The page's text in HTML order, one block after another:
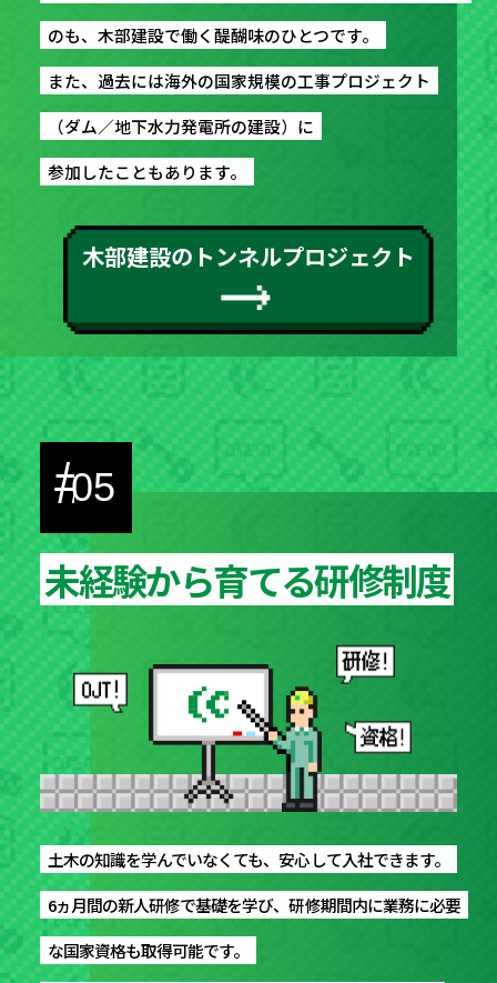
のも、木部建設で働く醍醐味のひとつです。
また、過去には海外の国家規模の工事プロジェクト
（ダム／地下水力発電所の建設）に
参加したこともあります。
のも、木部建設で働く醍醐味のひとつです。
また、過去には海外の国家規模の工事プロジェクト
（ダム／地下水力発電所の建設）に
参加したこともあります。
木部建設のトンネルプロジェクト
#05
未経験から育てる研修制度
未経験から育てる研修制度
土木の知識を学んでいなくても、安心して入社できます。
6ヵ月間の新人研修で基礎を学び、研修期間内に業務に必要
な国家資格も取得可能です。
土木の知識を学んでいなくても、安心して入社できます。
6ヵ月間の新人研修で基礎を学び、研修期間内に業務に必要
な国家資格も取得可能です。